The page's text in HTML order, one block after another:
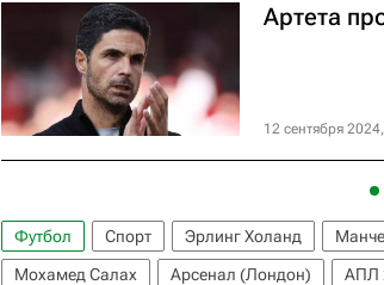
Артета
12 сентября
Футбол Спорт Эрлинг Холанд
Мохамед Салах
Арсенал (Лондон) АПЛ